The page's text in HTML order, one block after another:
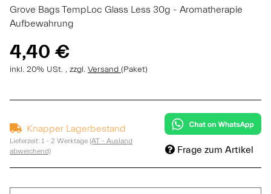
Grove Bags TempLoc Glass Less 30g - Aromatherapie
Aufbewahrung
4,40 €
inkl. 20% USt. , zzgl. Versand (Paket)
Knapper Lagerbestand
Lieferzeit: 1 - 2 Werktage (AT - Ausland
abweichend)
Frage zum Artikel